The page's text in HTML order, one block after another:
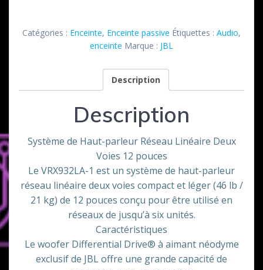
932
Catégories : Enceinte, Enceinte passive Étiquettes : Audio,
enceinte Marque : JBL
Description
Description
Système de Haut-parleur Réseau Linéaire Deux
Voies 12 pouces
Le VRX932LA-1 est un système de haut-parleur
réseau linéaire deux voies compact et léger (46 lb /
21 kg) de 12 pouces conçu pour être utilisé en
réseaux de jusqu’à six unités.
Caractéristiques
Le woofer Differential Drive® à aimant néodyme
exclusif de JBL offre une grande capacité de